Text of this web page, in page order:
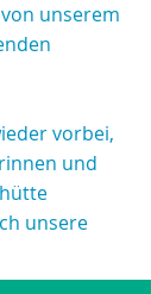
unserem
vorbei,
und
unsere